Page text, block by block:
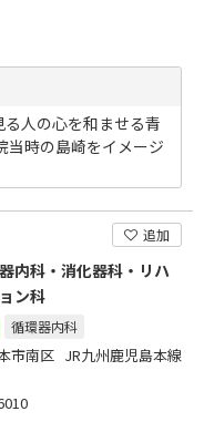
人の心を和ませる青
当時の島崎をイメージ
追加
内科・消化器科・リハ
ン科
循環器内科
市南区 JR九州鹿児島本線